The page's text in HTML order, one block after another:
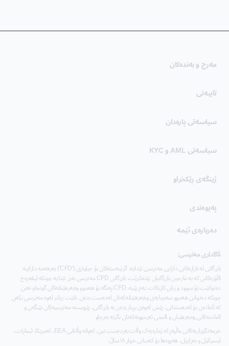
دەربارەی ئێمە
پەیوەندی
مەرج و بەندەکان
(opens in new tab)
تایبەتی
(opens in new tab)
سیاسەتی پارەدان
سیاسەتی AML و KYC
ژینگەی ڕێکخراو
ئاگاداری مەترسی:
بازرگانی لە بازاڕەکانی دارایی مەترسی تێدایە. گرێبەستەکان بۆ جیاوازی ('CFD') بەرهەمە داراییە
ئاڵۆزەکانن کە بە مارجین بازرگانیان پێدەکرێت. بازرگانی CFD مەترسی بەرز تێدایە چونکە لیڤەرەج
دەتوانێت بۆ سوود و زیان کاربکات. بەم پێیە، CFD ڕەنگە بۆ هەموو وەبەرهێنانەکان گونجاو نەبن
چونکە دەتوانن هەموو سەرمایەی وەبەرهێنانەکەتان لەدەست بدەن. نابێت زیاتر لەوە مەترسی بکەن
کە ئامادەن بۆ لەدەستدانی. پێش ئەوەی بڕیار بدەن بە بازرگانی، پێویستە مەترسیەکان تێبگەن و
ئامانجەکانی وەبەرهێنان و ئاستی ئەزموونەکەتان بگرنە بەرچاو
خزمەتگوزاریەکانی ماڵپەڕ لە ژمارەیەک وڵات بەردەست نین، لەوانە وڵاتانی EEA، ئەمریکا، ئیمارات،
ئیسرائیل و بەڕازیل، هەروەها بۆ کەسانی خوار ١٨ ساڵ.